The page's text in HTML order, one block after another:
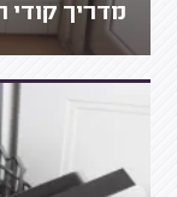
מדריך קודי